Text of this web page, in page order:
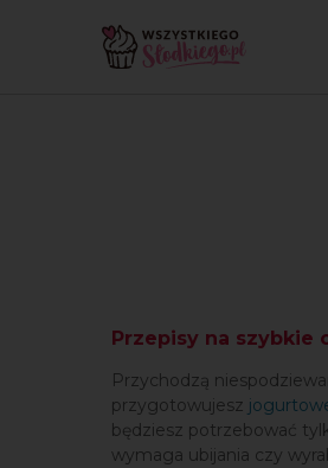
Strona główna Popularne
Przepisy na szybkie
Przychodzą
przygotowujesz
będziesz potrzebować
wymaga ubijania czy